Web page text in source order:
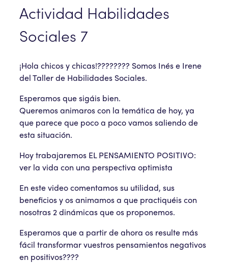
Actividad Habilidades
Sociales 7
¡Hola chicos y chicas!???????? Somos Inés e Irene
del Taller de Habilidades Sociales.
Esperamos que sigáis bien.
Queremos animaros con la temática de hoy, ya
que parece que poco a poco vamos saliendo de
esta situación.
Hoy trabajaremos EL PENSAMIENTO POSITIVO:
ver la vida con una perspectiva optimista
En este video comentamos su utilidad, sus
beneficios y os animamos a que practiquéis con
nosotras 2 dinámicas que os proponemos.
Esperamos que a partir de ahora os resulte más
fácil transformar vuestros pensamientos negativos
en positivos????